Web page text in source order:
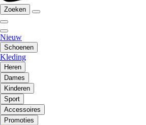
Zoeken
Nieuw
Schoenen
Kleding
Heren
Dames
Kinderen
Sport
Accessoires
Promoties